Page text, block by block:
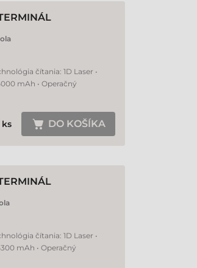
čítania: 1D Laser •
mAh • Operačný
ks DO KOŠÍKA
čítania: 1D Laser •
mAh • Operačný